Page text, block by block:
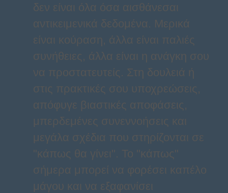
δεν είναι όλα όσα αισθάνεσαι
αντικειμενικά δεδομένα. Μερικά
είναι κούραση, άλλα είναι παλιές
συνήθειες, άλλα είναι η ανάγκη σου
να προστατευτείς. Στη δουλειά ή
στις πρακτικές σου υποχρεώσεις,
απόφυγε βιαστικές αποφάσεις,
μπερδεμένες συνεννοήσεις και
μεγάλα σχέδια που στηρίζονται σε
"κάπως θα γίνει". Το "κάπως"
σήμερα μπορεί να φορέσει καπέλο
μάγου και να εξαφανίσει